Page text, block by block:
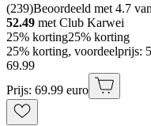
(239)Beoordeeld met 4.7
52.49 met Club Karwei
25% korting25% korting
25% korting, voordeelprijs:
69.99
Prijs: 69.99 euro